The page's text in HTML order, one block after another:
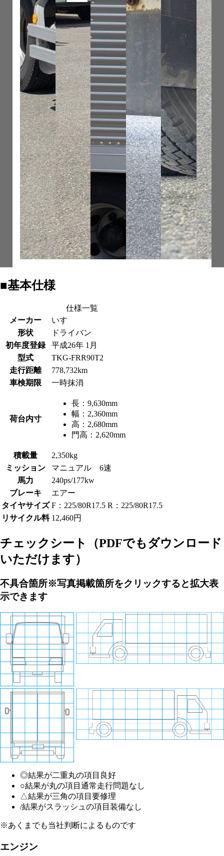
■基本仕様
仕様一覧
メーカー
いすゞ
形状
ドライバン
初年度登録
平成26年 1月
型式
TKG-FRR90T2
走行距離
778,732km
車検期限
一時抹消
荷台内寸
長： 9,630mm
幅： 2,360mm
高： 2,680mm
門高： 2,620mm
積載量
2,350kg
ミッション
マニュアル 6速
馬力
240ps/177kw
ブレーキ
エアー
タイヤサイズ F：225/80R17.5 R：225/80R17.5
リサイクル料 12,460円
チェックシート
（PDFでもダウンロード
いただけます）
不具合箇所※写真掲載箇所をクリックすると拡大表
示できます
◎結果が二重丸の項目 良好
○結果が丸の項目 通常走行問題なし
△結果が三角の項目 要修理
/結果がスラッシュの項目 装備なし
※あくまでも当社判断によるものです
エンジン